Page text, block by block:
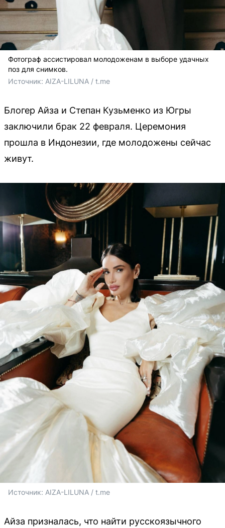
Фотограф ассистировал молодоженам в выборе удачных
поз для снимков.
Источник: AIZA-LILUNA / t.me
Блогер Айза и Степан Кузьменко из Югры
заключили брак 22 февраля. Церемония
прошла в Индонезии, где молодожены сейчас
живут.
Источник: AIZA-LILUNA / t.me
Айза призналась, что найти русскоязычного